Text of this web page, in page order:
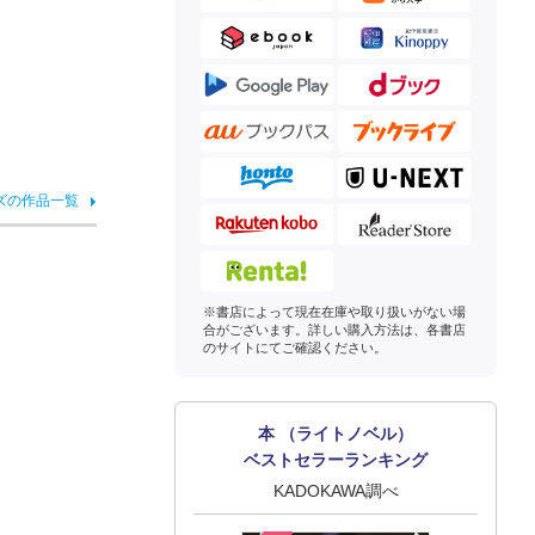
の作品一覧
※書店によって現在在庫や取り扱いがない場
合がございます。詳しい購入方法は、各書店
のサイトにてご確認ください。
本 （ライトノベル）
ベストセラーランキング
KADOKAWA調べ